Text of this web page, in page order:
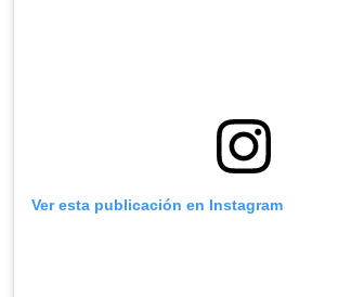
Ver esta publicación en Instagram